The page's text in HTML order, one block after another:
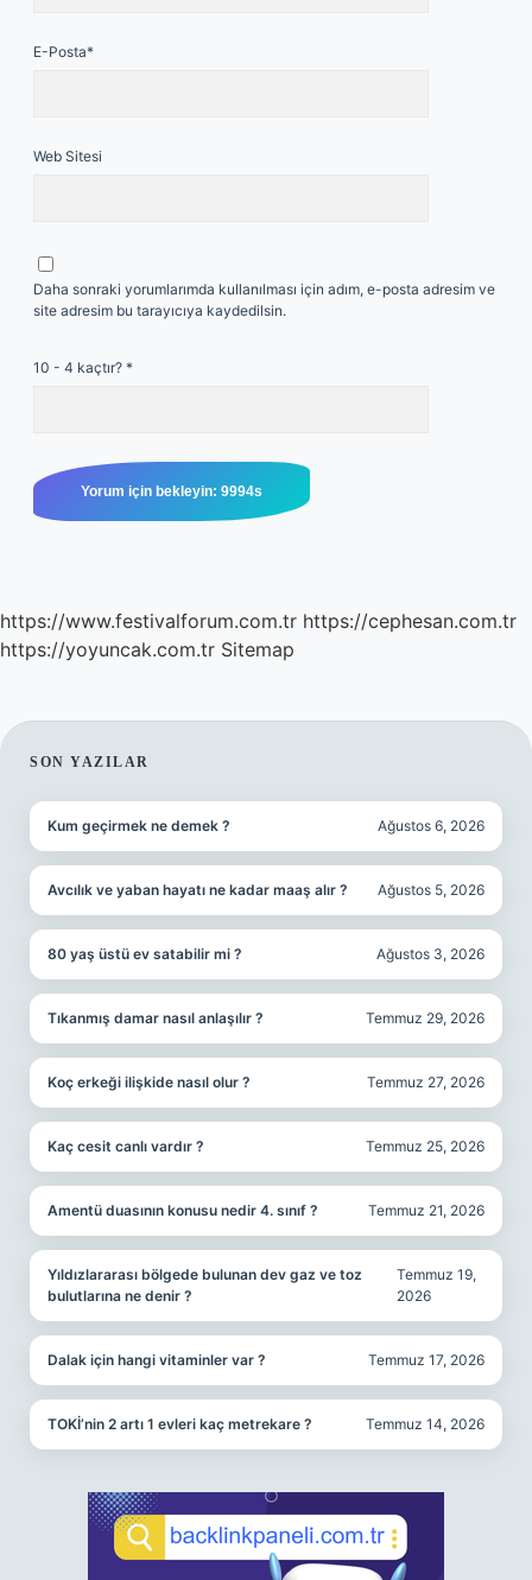
E-Posta*
Web Sitesi
Daha sonraki yorumlarımda kullanılması için adım, e-posta adresim ve
site adresim bu tarayıcıya kaydedilsin.
10 - 4 kaçtır? *
https://www.festivalforum.com.tr https://cephesan.com.tr
https://yoyuncak.com.tr Sitemap
SIDEBAR
SON YAZILAR
Kum geçirmek ne demek ? Ağustos 6, 2026
Avcılık ve yaban hayatı ne kadar maaş alır ? Ağustos 5, 2026
80 yaş üstü ev satabilir mi ? Ağustos 3, 2026
Tıkanmış damar nasıl anlaşılır ? Temmuz 29, 2026
Koç erkeği ilişkide nasıl olur ? Temmuz 27, 2026
Kaç cesit canlı vardır ? Temmuz 25, 2026
Amentü duasının konusu nedir 4. sınıf ? Temmuz 21, 2026
Yıldızlararası bölgede bulunan dev gaz ve toz
bulutlarına ne denir ?
Temmuz 19,
2026
Dalak için hangi vitaminler var ? Temmuz 17, 2026
TOKİ’nin 2 artı 1 evleri kaç metrekare ? Temmuz 14, 2026